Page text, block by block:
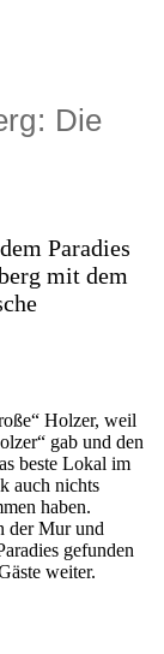
Die
Paradies
mit dem
Holzer, weil
gab und den
beste Lokal im
auch nichts
haben.
der Mur und
gefunden
weiter.